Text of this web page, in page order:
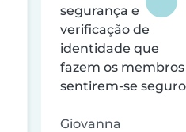
segurança e
verificação de
identidade que
fazem os membros
sentirem-se
Giovanna